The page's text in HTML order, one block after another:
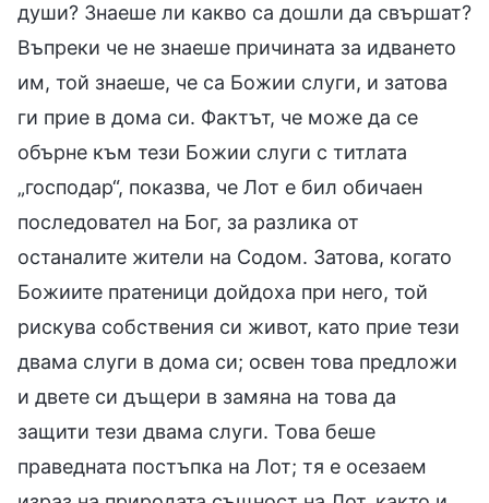
души? Знаеше ли какво са дошли да свършат?
Въпреки че не знаеше причината за идването
им, той знаеше, че са Божии слуги, и затова
ги прие в дома си. Фактът, че може да се
обърне към тези Божии слуги с титлата
„господар“, показва, че Лот е бил обичаен
последовател на Бог, за разлика от
останалите жители на Содом. Затова, когато
Божиите пратеници дойдоха при него, той
рискува собствения си живот, като прие тези
двама слуги в дома си; освен това предложи
и двете си дъщери в замяна на това да
защити тези двама слуги. Това беше
праведната постъпка на Лот; тя е осезаем